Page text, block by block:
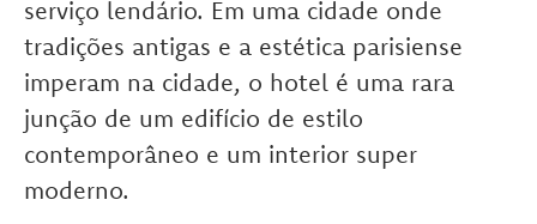
serviço lendário. Em uma cidade onde
tradições antigas e a estética parisiense
imperam na cidade, o hotel é uma rara
junção de um edifício de estilo
contemporâneo e um interior super
moderno.